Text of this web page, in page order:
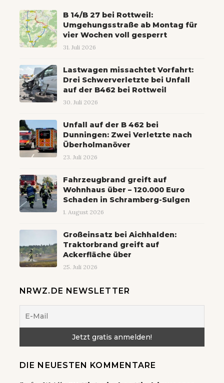
B 14/B 27 bei Rottweil:
Umgehungsstraße ab Montag für
vier Wochen voll gesperrt
31. Juli 2026
Lastwagen missachtet Vorfahrt:
Drei Schwerverletzte bei Unfall
auf der B462 bei Rottweil
30. Juli 2026
Unfall auf der B 462 bei
Dunningen: Zwei Verletzte nach
Überholmanöver
23. Juli 2026
Fahrzeugbrand greift auf
Wohnhaus über – 120.000 Euro
Schaden in Schramberg-Sulgen
1. August 2026
Großeinsatz bei Aichhalden:
Traktorbrand greift auf
Ackerfläche über
25. Juli 2026
NRWZ.DE NEWSLETTER
DIE NEUESTEN KOMMENTARE